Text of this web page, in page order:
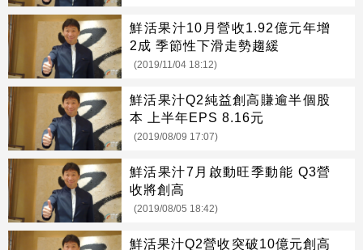
鮮活果汁10月營收1.92億元年增
2成 季節性下滑走勢趨緩
(2019/11/04 18:12)
鮮活果汁Q2純益創高賺逾半個股
本 上半年EPS 8.16元
(2019/08/09 17:07)
鮮活果汁7月啟動旺季動能 Q3營
收將創高
(2019/08/05 18:42)
鮮活果汁Q2營收突破10億元創高